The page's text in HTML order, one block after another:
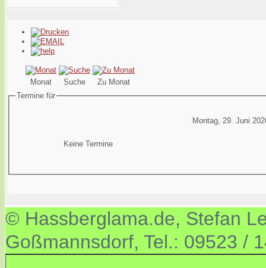
Monat Suche
Zu Monat
Termine für
Montag, 29. Juni
Keine Termine
© Hassberglama.de, Stefan
Goßmannsdorf, Tel.: 09523 /